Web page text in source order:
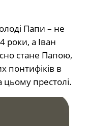
Папи – не
роки, а Іван
стане Папою,
понтифіків в
цьому престолі.